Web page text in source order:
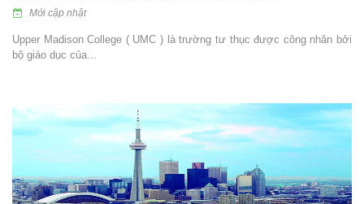
Mới cập nhật
Upper Madison College ( UMC ) là trường tư thục được công nhân bởi
bộ giáo dục của...